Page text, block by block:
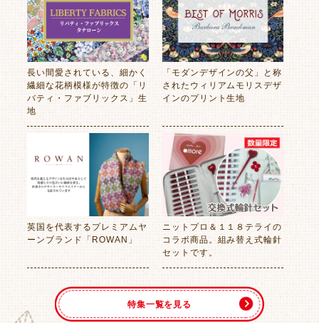
長い間愛されている、細かく
繊細な花柄模様が特徴の「リ
バティ・ファブリックス」生
地
「モダンデザインの父」と称
されたウィリアムモリスデザ
インのプリント生地
英国を代表するプレミアムヤ
ーンブランド「ROWAN」
ニットプロ＆１１８テライの
コラボ商品。組み替え式輪針
セットです。
特集一覧を見る